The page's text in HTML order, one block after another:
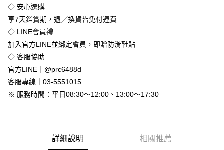
運送方式
全家付款取貨
免運費
付款後全家取貨
免運費
7-11付款取貨
◇ 安心選購
享7天鑑賞期，退／換貨皆免付運費
◇ LINE會員禮
加入官方LINE並綁定會員，即贈防滑鞋貼
◇ 客服協助
官方LINE｜@prc6488d
客服專線｜03-5551015
※ 服務時間：平日08:30～12:00、13:00～17:30
詳細說明 相關推薦